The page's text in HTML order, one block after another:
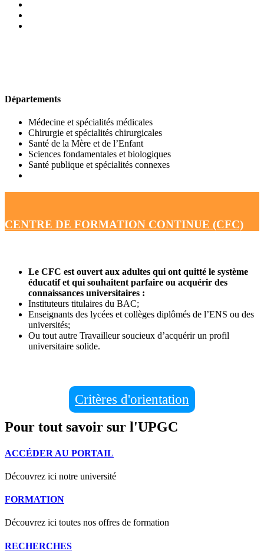
Départements
Médecine et spécialités médicales
Chirurgie et spécialités chirurgicales
Santé de la Mère et de l’Enfant
Sciences fondamentales et biologiques
Santé publique et spécialités connexes
CENTRE DE FORMATION CONTINUE (CFC)
Le CFC est ouvert aux adultes qui ont quitté le système
éducatif et qui souhaitent parfaire ou acquérir des
connaissances universitaires :
Instituteurs titulaires du BAC;
Enseignants des lycées et collèges diplômés de l’ENS ou des
universités;
Ou tout autre Travailleur soucieux d’acquérir un profil
universitaire solide.
Critères d'orientation
Pour tout savoir sur l'UPGC
ACCÉDER AU PORTAIL
Découvrez ici notre université
FORMATION
Découvrez ici toutes nos offres de formation
RECHERCHES